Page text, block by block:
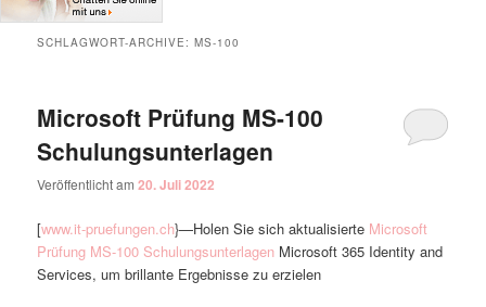
SCHLAGWORT-ARCHIVE:MS-100
Microsoft Prüfung MS-100
Schulungsunterlagen
Veröffentlicht am20. Juli 2022
[www.it-pruefungen.ch}—Holen Sie sich aktualisierte Microsoft
Prüfung MS-100 Schulungsunterlagen Microsoft 365 Identity and
Services, um brillante Ergebnisse zu erzielen